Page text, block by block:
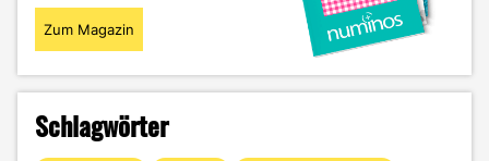
Zum Magazin
Schlagwörter